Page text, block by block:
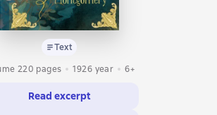
Text
220 pages
1926 year 6+
Read excerpt